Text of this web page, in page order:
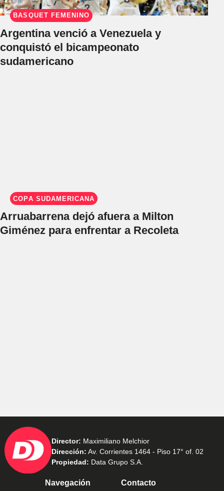
BÁSQUET FEMENINO
Argentina venció a Venezuela y
conquistó el bicampeonato
sudamericano
COPA SUDAMERICANA
Arruabarrena dejó afuera a Milton
Giménez para enfrentar a Recoleta
Director: Maximiliano Melchior
Dirección: Av. Corrientes 1464 - Piso 17° of. 02
Propiedad: Data Grupo S.A.
Navegación Contacto